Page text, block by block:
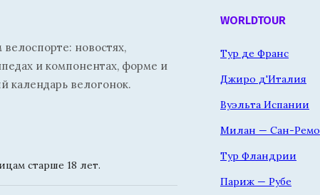
новостях,
и компонентах, форме и
велогонок.
старше 18 лет.
WORLDTOUR
Тур де Франс
Джиро д'Италия
Вуэльта Испании
Милан — Сан-Ремо
Тур Фландрии
Париж — Рубе